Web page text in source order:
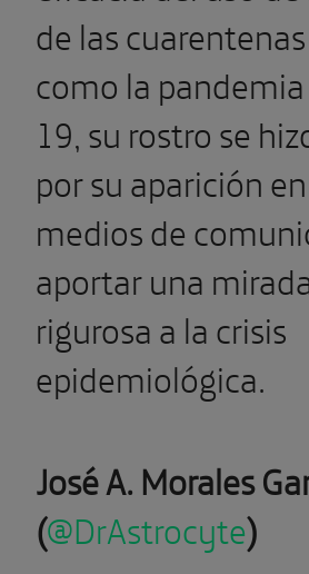
de las
como la
19, su rostro se
por su aparición
medios de
aportar una
rigurosa a la crisis
epidemiológica.
José A. Morales
(@DrAstrocyte)